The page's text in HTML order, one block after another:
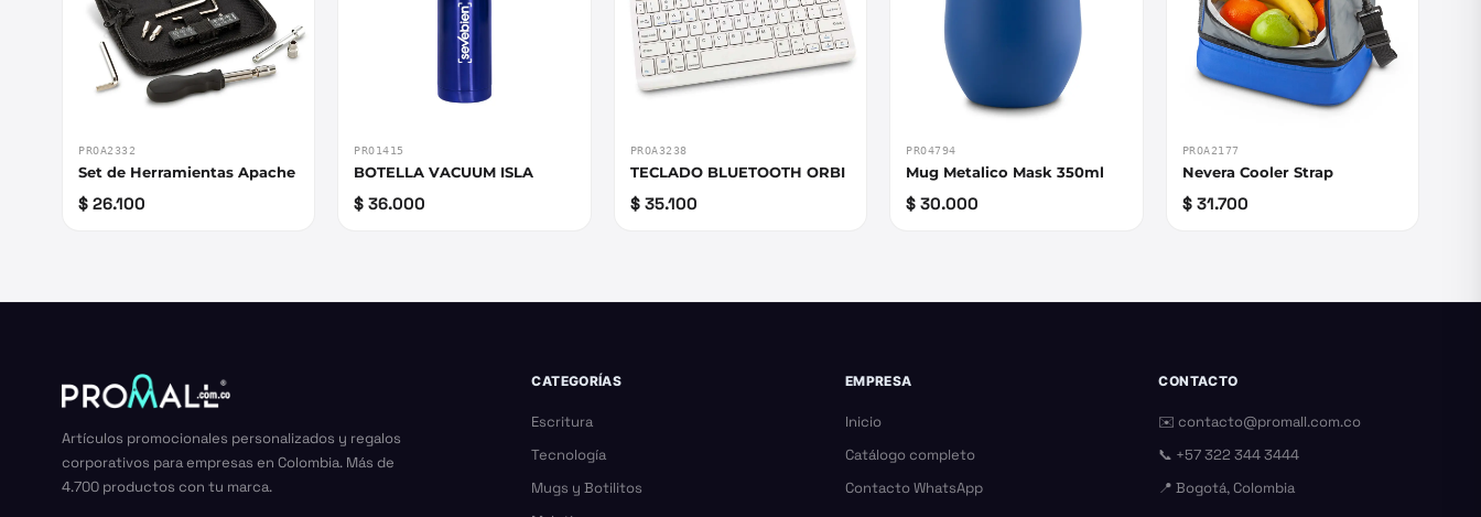
PROA2332
Set de Herramientas Apache
$ 26.100
PRO1415
BOTELLA VACUUM ISLA
$ 36.000
PROA3238
TECLADO BLUETOOTH ORBI
$ 35.100
PRO4794
Mug Metalico Mask 350ml
$ 30.000
PROA2177
Nevera Cooler Strap
$ 31.700
Artículos promocionales personalizados y regalos
corporativos para empresas en Colombia. Más de
4.700 productos con tu marca.
CATEGORÍAS
Escritura
Tecnología
Mugs y Botilitos
EMPRESA
Inicio
Catálogo completo
Contacto WhatsApp
CONTACTO
✉️contacto@promall.com.co
📞 +57 322 344 3444
📍 Bogotá, Colombia